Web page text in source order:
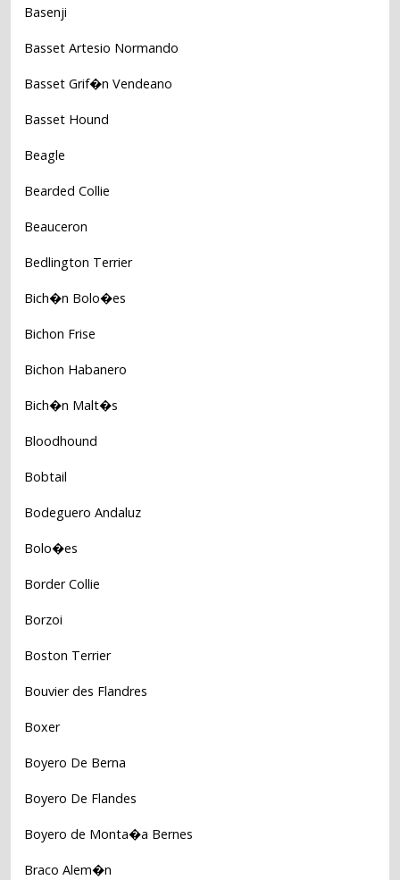
Basenji
Basset Artesio Normando
Basset Grif�n Vendeano
Basset Hound
Beagle
Bearded Collie
Beauceron
Bedlington Terrier
Bich�n Bolo�es
Bichon Frise
Bichon Habanero
Bich�n Malt�s
Bloodhound
Bobtail
Bodeguero Andaluz
Bolo�es
Border Collie
Borzoi
Boston Terrier
Bouvier des Flandres
Boxer
Boyero De Berna
Boyero De Flandes
Boyero de Monta�a Bernes
Braco Alem�n